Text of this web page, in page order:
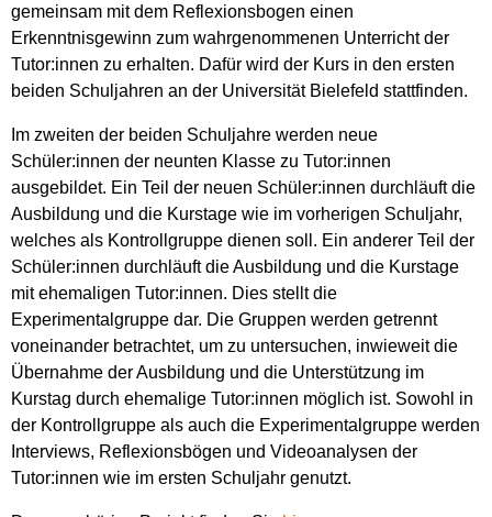
gemeinsam mit dem Reflexionsbogen einen
Erkenntnisgewinn zum wahrgenommenen Unterricht der
Tutor:innen zu erhalten. Dafür wird der Kurs in den ersten
beiden Schuljahren an der Universität Bielefeld stattfinden.
Im zweiten der beiden Schuljahre werden neue
Schüler:innen der neunten Klasse zu Tutor:innen
ausgebildet. Ein Teil der neuen Schüler:innen durchläuft die
Ausbildung und die Kurstage wie im vorherigen Schuljahr,
welches als Kontrollgruppe dienen soll. Ein anderer Teil der
Schüler:innen durchläuft die Ausbildung und die Kurstage
mit ehemaligen Tutor:innen. Dies stellt die
Experimentalgruppe dar. Die Gruppen werden getrennt
voneinander betrachtet, um zu untersuchen, inwieweit die
Übernahme der Ausbildung und die Unterstützung im
Kurstag durch ehemalige Tutor:innen möglich ist. Sowohl in
der Kontrollgruppe als auch die Experimentalgruppe werden
Interviews, Reflexionsbögen und Videoanalysen der
Tutor:innen wie im ersten Schuljahr genutzt.